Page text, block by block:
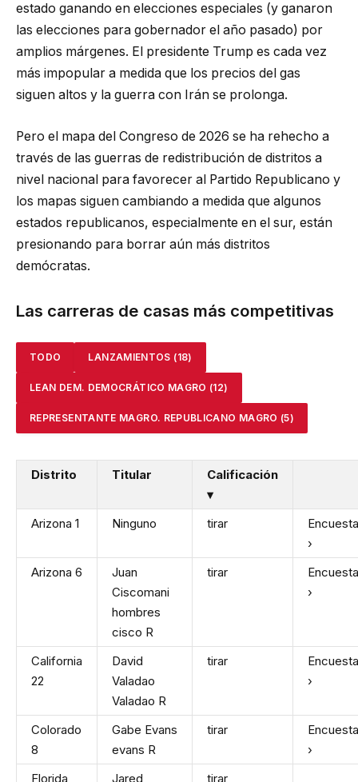
estado ganando en elecciones especiales (y ganaron
las elecciones para gobernador el año pasado) por
amplios márgenes. El presidente Trump es cada vez
más impopular a medida que los precios del gas
siguen altos y la guerra con Irán se prolonga.
Pero el mapa del Congreso de 2026 se ha rehecho a
través de las guerras de redistribución de distritos a
nivel nacional para favorecer al Partido Republicano y
los mapas siguen cambiando a medida que algunos
estados republicanos, especialmente en el sur, están
presionando para borrar aún más distritos
demócratas.
Las carreras de casas más competitivas
TODO LANZAMIENTOS (18)
LEAN DEM. DEMOCRÁTICO MAGRO (12)
REPRESENTANTE MAGRO. REPUBLICANO MAGRO (5)
Distrito Titular
Calificación
▾
Arizona 1
Ninguno tirar
›
Arizona 6
Juan
Ciscomani
hombres
cisco R
tirar
›
California
22
David
Valadao
Valadao R
tirar
›
Colorado
8
Gabe Evans
evans R
tirar
›
Florida
Jared tirar